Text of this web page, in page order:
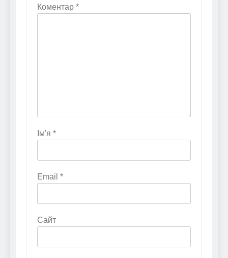
Коментар *
Ім'я *
Email *
Сайт